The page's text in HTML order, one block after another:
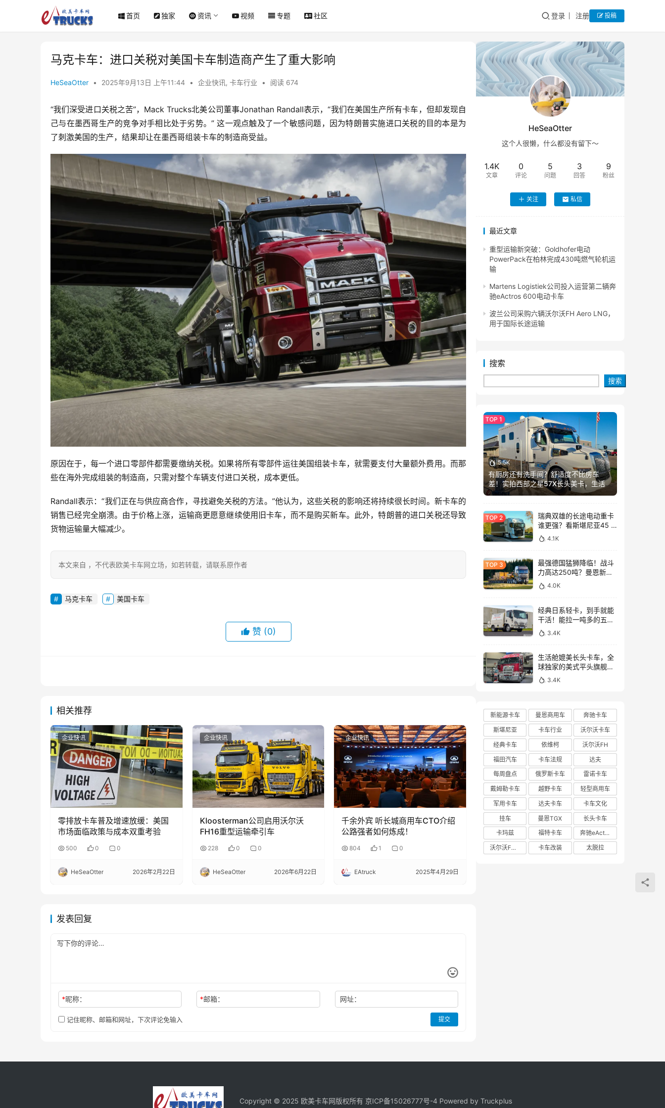
首页 独家 资讯 视频 专题 社区 登录 注册 投稿
马克卡车：进口关税对美国卡车制造商产生了重大影响
HeSeaOtter • 2025年9月13日 上午11:44 • 企业快讯, 卡车行业 • 阅读 674
“我们深受进口关税之苦”，Mack Trucks北美公司董事Jonathan Randall表示，“我们在美国生产所有卡车，但却发现自
己与在墨西哥生产的竞争对手相比处于劣势。” 这一观点触及了一个敏感问题，因为特朗普实施进口关税的目的本是为
了刺激美国的生产，结果却让在墨西哥组装卡车的制造商受益。
原因在于，每一个进口零部件都需要缴纳关税。如果将所有零部件运往美国组装卡车，就需要支付大量额外费用。而那
些在海外完成组装的制造商，只需对整个车辆支付进口关税，成本更低。
Randall表示：“我们正在与供应商合作，寻找避免关税的方法。”他认为，这些关税的影响还将持续很长时间。新卡车的
销售已经完全崩溃。由于价格上涨，运输商更愿意继续使用旧卡车，而不是购买新车。此外，特朗普的进口关税还导致
货物运输量大幅减少。
本文来自 ，不代表欧美卡车网立场，如若转载，请联系原作者
马克卡车 美国卡车
赞 (0)
相关推荐
企业快讯
零排放卡车普及增速放缓：美国
市场面临政策与成本双重考验
500 0 0
HeSeaOtter 2026年2月22日
企业快讯
Kloosterman公司启用沃尔沃
FH16重型运输牵引车
228 0 0
HeSeaOtter 2026年6月22日
企业快讯
千余外宾 听长城商用车CTO介绍
公路强者如何炼成！
804 1 0
EAtruck 2025年4月29日
发表回复
*昵称： *邮箱： 网址：
记住昵称、邮箱和网址，下次评论免输入 提交
HeSeaOtter
这个人很懒，什么都没有留下～
1.4K
文章
0
评论
5
问题
3
回答
9
粉丝
关注 私信
最近文章
重型运输新突破：Goldhofer电动
PowerPack在柏林完成430吨燃气轮机运
输
Martens Logistiek公司投入运营第二辆奔
驰eActros 600电动卡车
波兰公司采购六辆沃尔沃FH Aero LNG，
用于国际长途运输
搜索
搜索
5.5K
有厨房还有洗手间？舒适度不比房车
差！实拍西部之星57X长头美卡，生活舱
加长这么多？
瑞典双雄的长途电动重卡
谁更强？看斯堪尼亚45 R
与沃尔沃FH Aero Electric
同台竞技！
4.1K
最强德国猛狮降临！战斗
力高达250吨？曼恩新款
TGX大件牵引车深入解析
4.0K
经典日系轻卡，到手就能
干活！能拉一吨多的五十
铃NLR工作车实拍
3.4K
生活舱媲美长头卡车，全
球独家的美式平头旗舰！
亮相布里斯班卡车展的肯
沃斯K220牵引车实拍
3.4K
新能源卡车 曼恩商用车
奔驰卡车
斯堪尼亚
卡车行业
沃尔沃卡车
经典卡车
依维柯
沃尔沃FH
福田汽车
卡车法规
达夫
每周盘点
俄罗斯卡车
雷诺卡车
戴姆勒卡车
越野卡车
轻型商用车
军用卡车
达夫卡车
卡车文化
挂车
曼恩TGX
长头卡车
卡玛兹
福特卡车
奔驰eActros 600
沃尔沃FH Aero
卡车改装 太脱拉
Copyright © 2025 欧美卡车网版权所有 京ICP备15026777号-4 Powered by Truckplus